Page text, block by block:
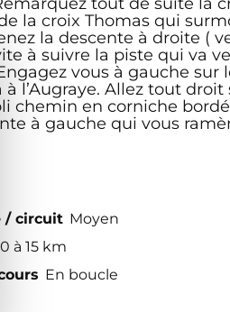
la croix Thomas qui
la descente à droite (
à suivre la piste qui va
vous à gauche
l’Augraye. Allez tout
chemin en corniche
à gauche qui vous
/ circuit Moyen
à 15 km
En boucle